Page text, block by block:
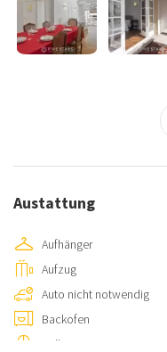
Austattung
Aufhänger
Aufzug
Auto nicht notwendig
Backofen
Balkon